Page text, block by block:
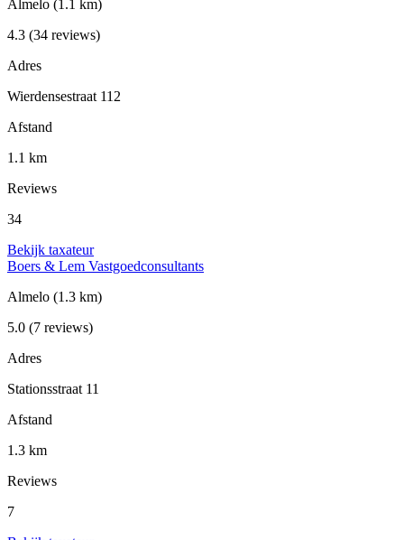
Almelo (1.1 km)
4.3 (34 reviews)
Adres
Wierdensestraat 112
Afstand
1.1 km
Reviews
34
Bekijk taxateur
Boers & Lem Vastgoedconsultants
Almelo (1.3 km)
5.0 (7 reviews)
Adres
Stationsstraat 11
Afstand
1.3 km
Reviews
7